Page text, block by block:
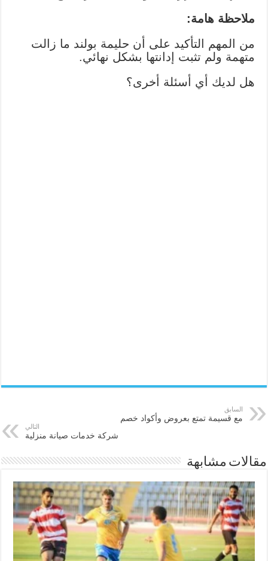
ملاحظة هامة:
من المهم التأكيد على أن حليمة بولند ما زالت
متهمة ولم تثبت إدانتها بشكل نهائي.
هل لديك أي أسئلة أخرى؟
السابق
مع قسيمة تمتع بعروض وأكواد خصم
التالي
شركة خدمات صيانة منزلية
مقالات مشابهة